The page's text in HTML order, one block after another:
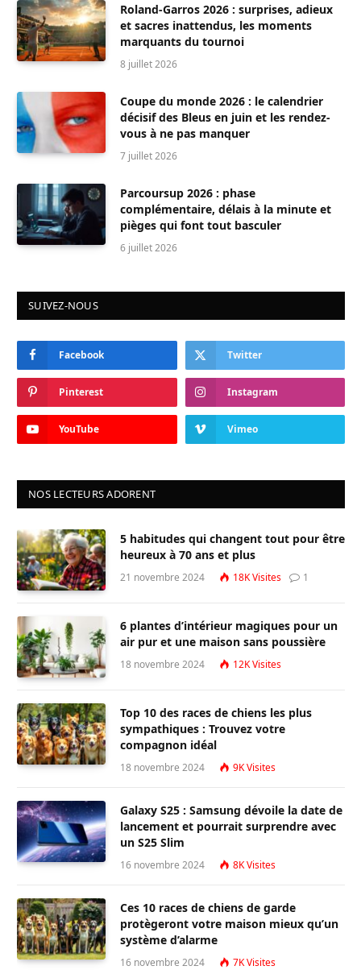
Roland-Garros 2026 : surprises, adieux
et sacres inattendus, les moments
marquants du tournoi
8 juillet 2026
Coupe du monde 2026 : le calendrier
décisif des Bleus en juin et les rendez-
vous à ne pas manquer
7 juillet 2026
Parcoursup 2026 : phase
complémentaire, délais à la minute et
pièges qui font tout basculer
6 juillet 2026
SUIVEZ-NOUS
Facebook Twitter
Pinterest Instagram
YouTube Vimeo
NOS LECTEURS ADORENT
5 habitudes qui changent tout pour être
heureux à 70 ans et plus
21 novembre 2024 18KVisites 1
6 plantes d’intérieur magiques pour un
air pur et une maison sans poussière
18 novembre 2024 12KVisites
Top 10 des races de chiens les plus
sympathiques : Trouvez votre
compagnon idéal
18 novembre 2024 9KVisites
Galaxy S25 : Samsung dévoile la date de
lancement et pourrait surprendre avec
un S25 Slim
16 novembre 2024 8KVisites
Ces 10 races de chiens de garde
protègeront votre maison mieux qu’un
système d’alarme
16 novembre 2024 7KVisites